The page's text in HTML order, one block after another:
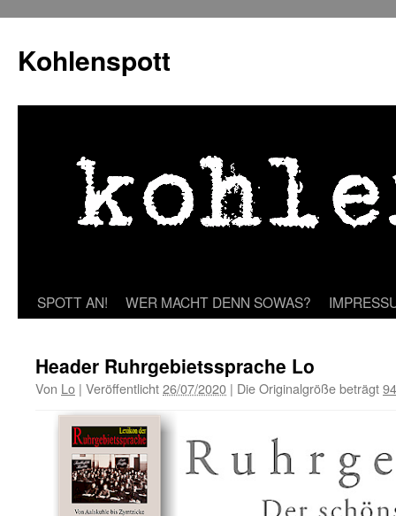
springen
Kohlenspott
SPOTT AN! WER MACHT DENN SOWAS?
Header Ruhrgebietssprache Lo
Von Lo | Veröffentlicht26/07/2020 | Die Originalgröße beträgt